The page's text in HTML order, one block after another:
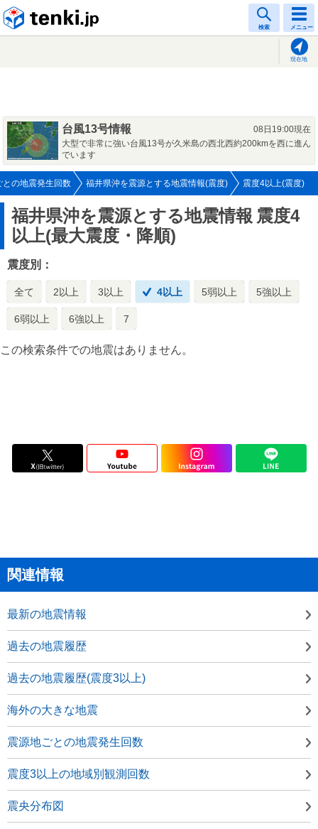
検索 メニュー
現在地
台風13号情報
08日19:00現在
大型で非常に強い台風13号が久米島の西北西約200kmを西に進ん
でいます
との地震発生回数 福井県沖を震源とする地震情報(震度) 震度4以上(震度)
福井県沖を震源とする地震情報 震度4
以上(最大震度・降順)
震度別：
全て 2以上 3以上 4以上 5弱以上 5強以上
6弱以上 6強以上 7
この検索条件での地震はありません。
関連情報
最新の地震情報
過去の地震履歴
過去の地震履歴(震度3以上)
海外の大きな地震
震源地ごとの地震発生回数
震度3以上の地域別観測回数
震央分布図